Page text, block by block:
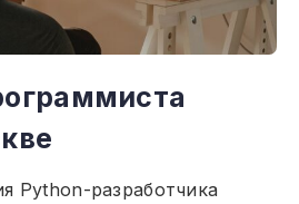
Python-разработчика